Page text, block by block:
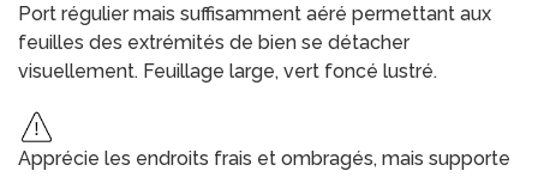
Port régulier mais suffisamment aéré permettant aux
feuilles des extrémités de bien se détacher
visuellement. Feuillage large, vert foncé lustré.
Apprécie les endroits frais et ombragés, mais supporte